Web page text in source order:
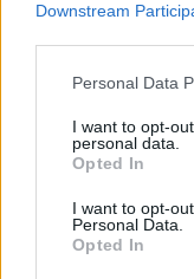
Downstream
Personal Data
I want to opt-
personal data.
Opted In
I want to opt-
Personal Data.
Opted In